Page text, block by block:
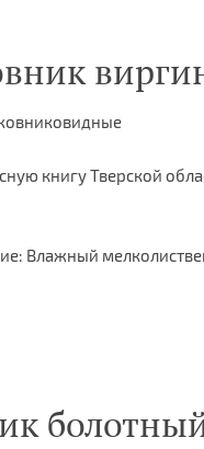
книгу Тверской
Влажный